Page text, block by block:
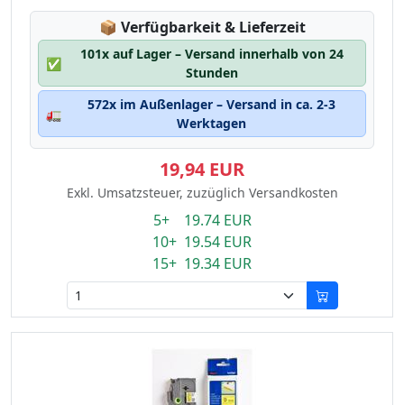
📦 Lagerstatus:
Verfügbarkeit & Lieferzeit
✅
101x auf Lager – Versand innerhalb von 24
Stunden
🚛
572x im Außenlager – Versand in ca. 2-3
Werktagen
19,94 EUR
Exkl. Umsatzsteuer, zuzüglich Versandkosten
5+ 19.74 EUR
10+ 19.54 EUR
15+ 19.34 EUR